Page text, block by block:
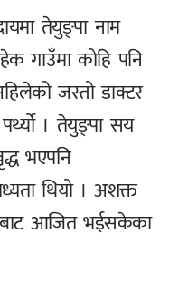
तेयुङ्पा नाम
गाउँमा कोहि पनि
जस्तो डाक्टर
। तेयुङ्पा सय
भएपनि
थियो । अशक्त
आजित भईसकेका